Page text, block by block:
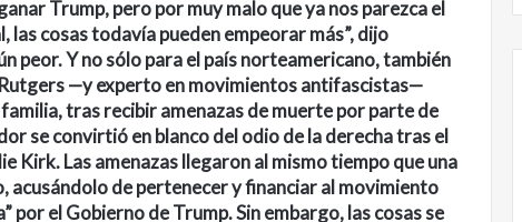
Trump, pero por muy malo que ya nos parezca el
cosas todavía pueden empeorar más”, dijo
peor. Y no sólo para el país norteamericano, también
—y experto en movimientos antifascistas—
familia, tras recibir amenazas de muerte por parte de
se convirtió en blanco del odio de la derecha tras el
Kirk. Las amenazas llegaron al mismo tiempo que una
acusándolo de pertenecer y financiar al movimiento
el Gobierno de Trump. Sin embargo, las cosas se
Nunca
más
sin